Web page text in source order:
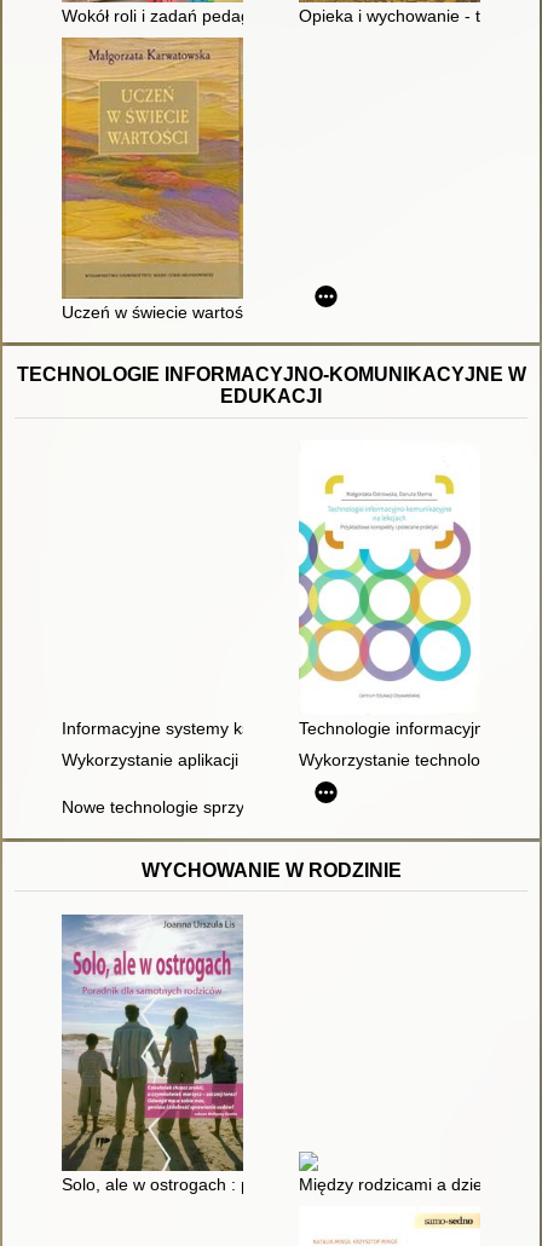
Wokół roli i zadań pedagoga i psychologa w szkole
Opieka i wychowanie - tradycja
Uczeń w świecie wartości
TECHNOLOGIE INFORMACYJNO-KOMUNIKACYJNE W
EDUKACJI
Informacyjne systemy kształcenia jako problem pedagogiczny
Technologie informacyjno-
Wykorzystanie aplikacji multimedialnych na zajęciach
Wykorzystanie technologii
Nowe technologie sprzymierzeńcem nauczyciela języka
WYCHOWANIE W RODZINIE
Solo, ale w ostrogach : poradnik dla samotnych rodziców
Między rodzicami a dziećmi :